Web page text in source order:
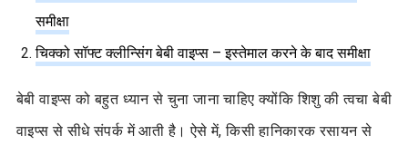
समीक्षा
चिक्को सॉफ्ट क्लीन्सिंग बेबी वाइप्स – इस्तेमाल करने के बाद समीक्षा
बेबी वाइप्स को बहुत ध्यान से चुना जाना चाहिए क्योंकि शिशु की त्वचा बेबी
वाइप्स से सीधे संपर्क में आती है। ऐसे में, किसी हानिकारक रसायन से